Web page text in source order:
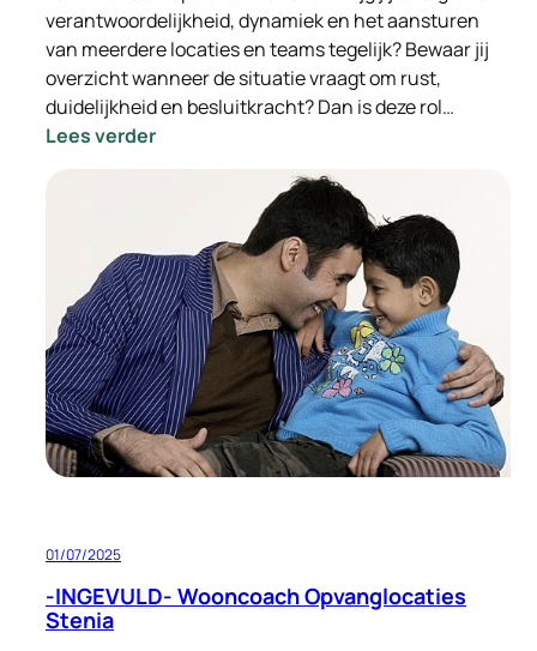
verantwoordelijkheid, dynamiek en het aansturen
van meerdere locaties en teams tegelijk? Bewaar jij
overzicht wanneer de situatie vraagt om rust,
duidelijkheid en besluitkracht? Dan is deze rol…
Lees verder:
Locatie
Manager
Opvang
Eindhoven
01/07/2025
-INGEVULD- Wooncoach Opvanglocaties
Stenia